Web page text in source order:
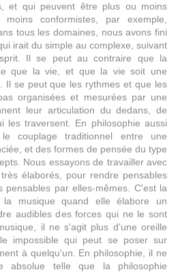
et qui peuvent être plus ou moins
conformistes, par exemple,
tous les domaines, nous avons fini
irait du simple au complexe, suivant
Il se peut au contraire que la
que la vie, et que la vie soit une
Il se peut que les rythmes et que les
organisées et mesurées par une
leur articulation du dedans, de
les traversent. En philosophie aussi
couplage traditionnel entre une
et des formes de pensée du type
Nous essayons de travailler avec
élaborés, pour rendre pensables
par elles-mêmes. C'est la
musique quand elle élabore un
audibles des forces qui ne le sont
il ne s'agit plus d'une oreille
impossible qui peut se poser sur
à quelqu'un. En philosophie, il ne
absolue telle que la philosophie